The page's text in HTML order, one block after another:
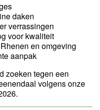
daken
verrassingen
voor kwaliteit
en omgeving
aanpak
zoeken tegen een
volgens onze